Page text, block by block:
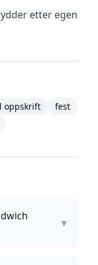
etter egen
oppskrift
fest
▼